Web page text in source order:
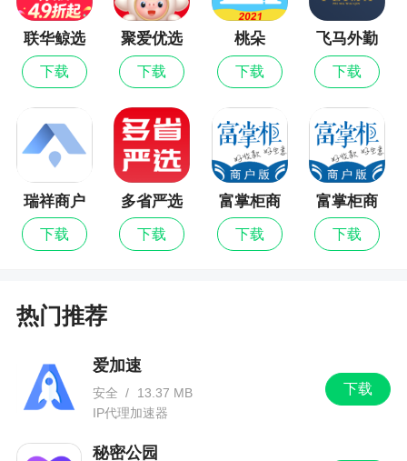
族，热爱生活的家庭主妇，还是精通科技的年轻
人，你都可以在豆包中找到自己的智慧生活体验。
如果你正在寻找一款可靠的智能语音助手应用，豆
包绝对值得一试
2、软件可以回答问题，翻译，生成文本，对话
等等，可以帮助用户更好的学习工作生活
3、专为安卓用户打造。它集合了多种AI创作与
辅助功能，旨在为用户提供高效、便捷的工作与生
活体验。无论是查询知识、解答疑惑，还是进行创
上线办公任务模式，开启自动化高效办公
方式
联华鲸选
下载
聚爱优选
下载
桃朵
下载
飞马外勤
下载
瑞祥商户
宝
下载
多省严选
下载
富掌柜商
户版最新
版
下载
富掌柜商
户版
下载
热门推荐
下载
爱加速
安全 /
13.37 MB
IP代理加速器
秘密公园